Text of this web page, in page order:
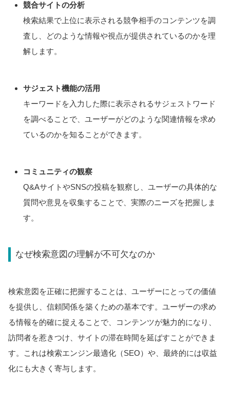
競合サイトの分析
検索結果で上位に表示される競争相手のコンテンツを調
査し、どのような情報や視点が提供されているのかを理
解します。
サジェスト機能の活用
キーワードを入力した際に表示されるサジェストワード
を調べることで、ユーザーがどのような関連情報を求め
ているのかを知ることができます。
コミュニティの観察
Q&AサイトやSNSの投稿を観察し、ユーザーの具体的な
質問や意見を収集することで、実際のニーズを把握しま
す。
なぜ検索意図の理解が不可欠なのか
検索意図を正確に把握することは、ユーザーにとっての価値
を提供し、信頼関係を築くための基本です。ユーザーの求め
る情報を的確に捉えることで、コンテンツが魅力的になり、
訪問者を惹きつけ、サイトの滞在時間を延ばすことができま
す。これは検索エンジン最適化（SEO）や、最終的には収益
化にも大きく寄与します。